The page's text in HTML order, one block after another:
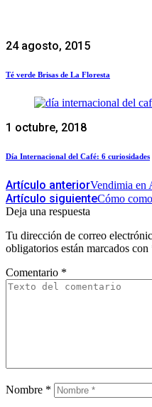
24 agosto, 2015
Té verde Brisas de La Floresta
1 octubre, 2018
Día Internacional del Café: 6 curiosidades
Artículo anteriorVendimia en
Artículo siguienteCómo
Deja una respuesta
Tu dirección de correo
obligatorios están marcados con
Comentario *
Nombre *